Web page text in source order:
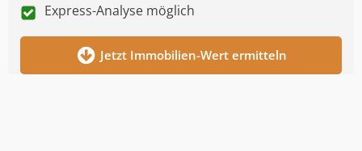
Express-Analyse möglich
Jetzt Immobilien-Wert ermitteln